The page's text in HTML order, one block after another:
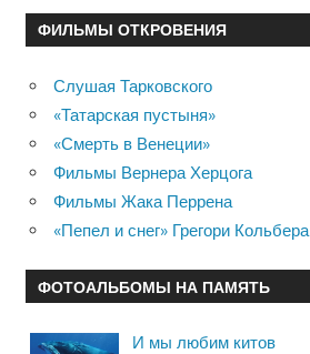
ФИЛЬМЫ ОТКРОВЕНИЯ
Слушая Тарковского
«Татарская пустыня»
«Смерть в Венеции»
Фильмы Вернера Херцога
Фильмы Жака Перрена
«Пепел и снег» Грегори Кольбера
ФОТОАЛЬБОМЫ НА ПАМЯТЬ
И мы любим китов